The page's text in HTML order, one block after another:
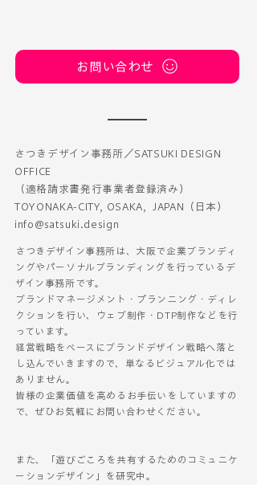
【イベント出展】フェリ
ART+3Cが参加します
お問い合わせ
さつきデザイン事務所／SATSUKI DESIGN
OFFICE
（適格請求書発行事業者登録済み）
TOYONAKA-CITY, OSAKA, JAPAN（日本）
info@satsuki.design
さつきデザイン事務所は、​大阪で企業ブランディ
ングやパーソナルブランディングを行っているデ
ザイン事務所です。
ブランドマネージメント・プランニング・ディレ
クションを行い、ウェブ制作・DTP制作などを行
っています。
経営戦略をベースにブランドデザイン戦略へ落と
し込んでいきますので、単なるビジュアル化では
ありません。
皆様の企業価値を高めるお手伝いをしていますの
で、ぜひお気軽にお問い合わせください。
また、「遊びごころを共有するためのコミュニケ
ーションデザイン」を研究中。